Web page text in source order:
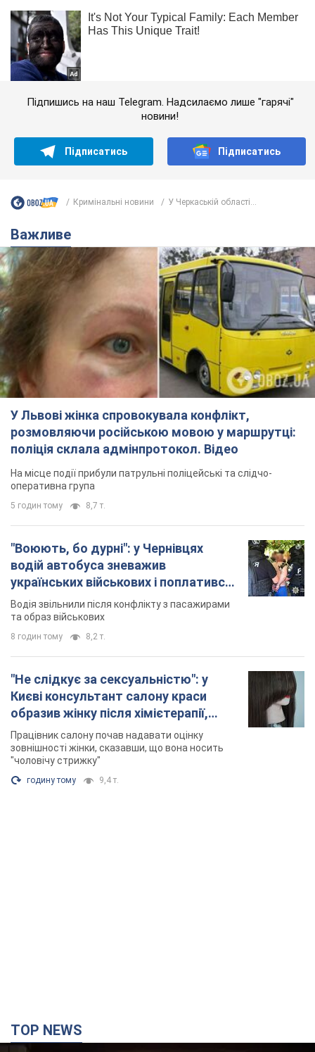
Підпишись на наш Telegram. Надсилаємо лише "гарячі"
новини!
Підписатись Підписатись
Кримінальні новини У Черкаській області...
Важливе
У Львові жінка спровокувала конфлікт,
розмовляючи російською мовою у маршрутці:
поліція склала адмінпротокол. Відео
На місце події прибули патрульні поліцейські та слідчо-
оперативна група
5 годин тому 8,7 т.
"Воюють, бо дурні": у Чернівцях
водій автобуса зневажив
українських військових і поплатився.
Відео
Водія звільнили після конфлікту з пасажирами
та образ військових
8 годин тому 8,2 т.
"Не слідкує за сексуальністю": у
Києві консультант салону краси
образив жінку після хімієтерапії,
розгорівся скандал. Фото
Працівник салону почав надавати оцінку
зовнішності жінки, сказавши, що вона носить
"чоловічу стрижку"
годину тому 9,4 т.
TOP NEWS